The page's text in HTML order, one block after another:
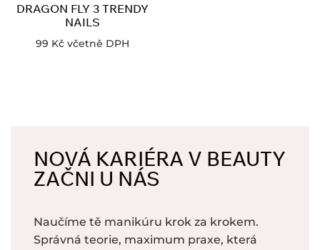
DRAGON FLY 3 TRENDY
NAILS
99 Kč včetně DPH
NOVÁ KARIÉRA V BEAUTY
ZAČNI U NÁS
Naučíme tě manikúru krok za krokem.
Správná teorie, maximum praxe, která